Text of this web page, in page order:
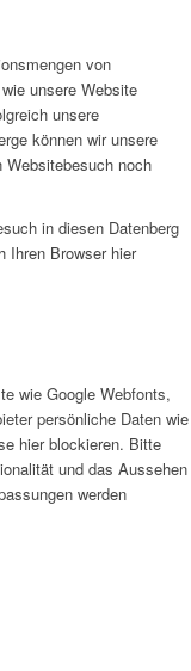
von
unsere Website
unsere
können wir unsere
Websitebesuch noch
in diesen Datenberg
Ihren Browser hier
wie Google Webfonts,
persönliche Daten wie
hier blockieren. Bitte
und das Aussehen
werden